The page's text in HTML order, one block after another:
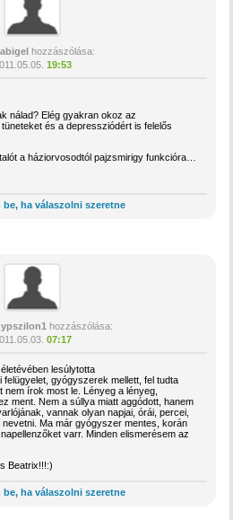
abigelhozzászólása:
19:53
nálad? Elég gyakran okoz az
és a depressziódért is felelős
a háziorvosodtól pajzsmirigy funkcióra…
be, ha válaszolni szeretne
hozzászólása:
07:17
lesúlytotta
gyógyszerek mellett, fel tudta
nem írok most le. Lényeg a lényeg,
ment. Nem a súllya miatt aggódott, hanem
vannak olyan napjai, órái, percei,
Ma már gyógyszer mentes, korán
varr. Minden elismerésem az
Beatrix!!!:)
be, ha válaszolni szeretne